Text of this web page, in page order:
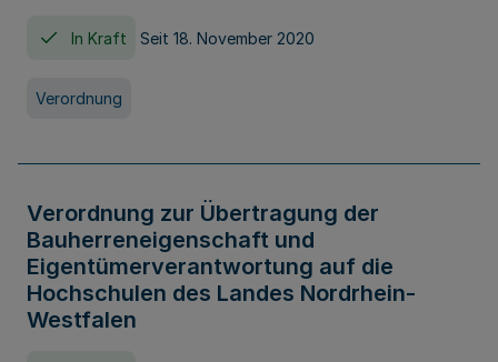
In Kraft Seit 18. November 2020
Verordnung
Verordnung zur Übertragung der
Bauherreneigenschaft und
Eigentümerverantwortung auf die
Hochschulen des Landes Nordrhein-
Westfalen